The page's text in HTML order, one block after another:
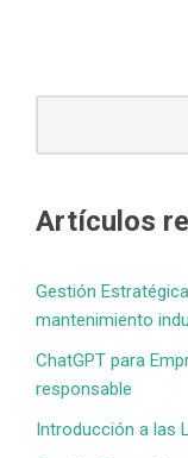
Artículos
Gestión
mantenimiento
ChatGPT para
responsable
Introducción a las